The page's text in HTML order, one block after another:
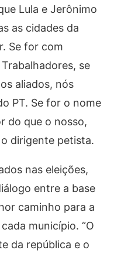
Lula e Jerônimo
as cidades da
Se for com
se
aliados, nós
PT. Se for o nome
do que o nosso,
dirigente petista.
nas eleições,
entre a base
caminho para a
município. “O
da república e o